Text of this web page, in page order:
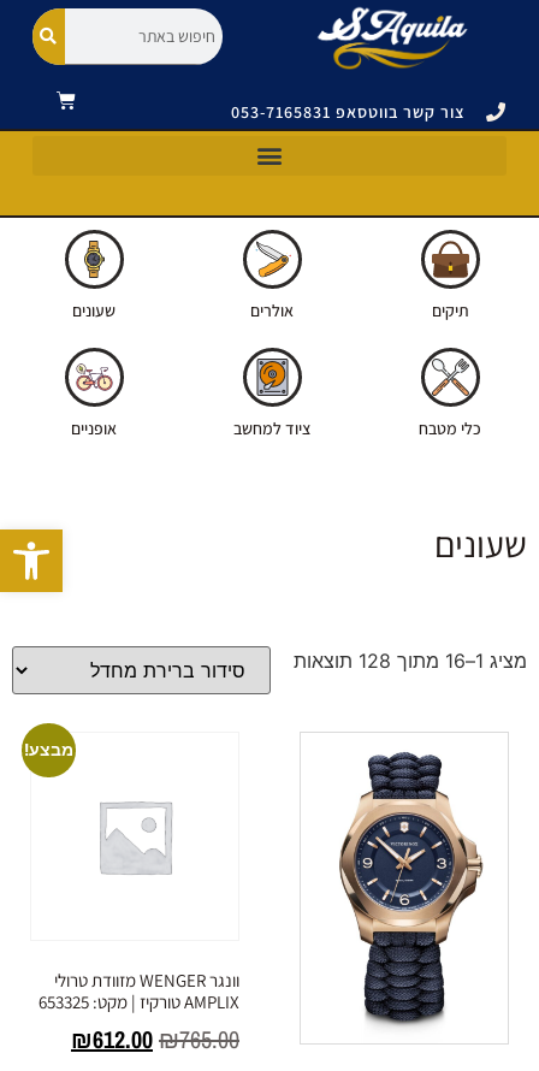
פתח
צור קשר בווטסאפ 053-7165831
תיקים אולרים שעונים
כלי מטבח ציוד למחשב אופניים
שעונים
מציג 1–16 מתוך 128 תוצאות
מבצע!
וונגר WENGER מזוודת טרולי
AMPLIX טורקיז | מקט: 653325
₪765.00
₪612.00